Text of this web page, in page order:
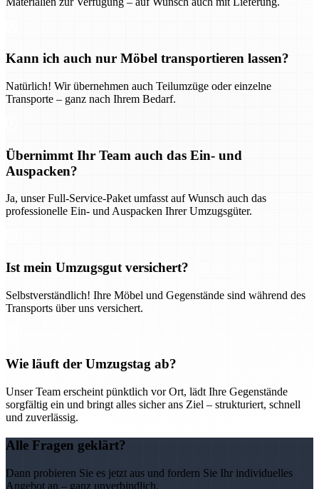
Kann ich auch nur Möbel transportieren lassen?
Natürlich! Wir übernehmen auch Teilumzüge oder einzelne
Transporte – ganz nach Ihrem Bedarf.
Übernimmt Ihr Team auch das Ein- und
Auspacken?
Ja, unser Full-Service-Paket umfasst auf Wunsch auch das
professionelle Ein- und Auspacken Ihrer Umzugsgüter.
Ist mein Umzugsgut versichert?
Selbstverständlich! Ihre Möbel und Gegenstände sind während des
Transports über uns versichert.
Wie läuft der Umzugstag ab?
Unser Team erscheint pünktlich vor Ort, lädt Ihre Gegenstände
sorgfältig ein und bringt alles sicher ans Ziel – strukturiert, schnell
und zuverlässig.
Alle Fragen geklärt?
Dann probieren Sie es jetzt aus und fordern Sie Ihr individuelles
Angebot an – ganz unverbindlich.